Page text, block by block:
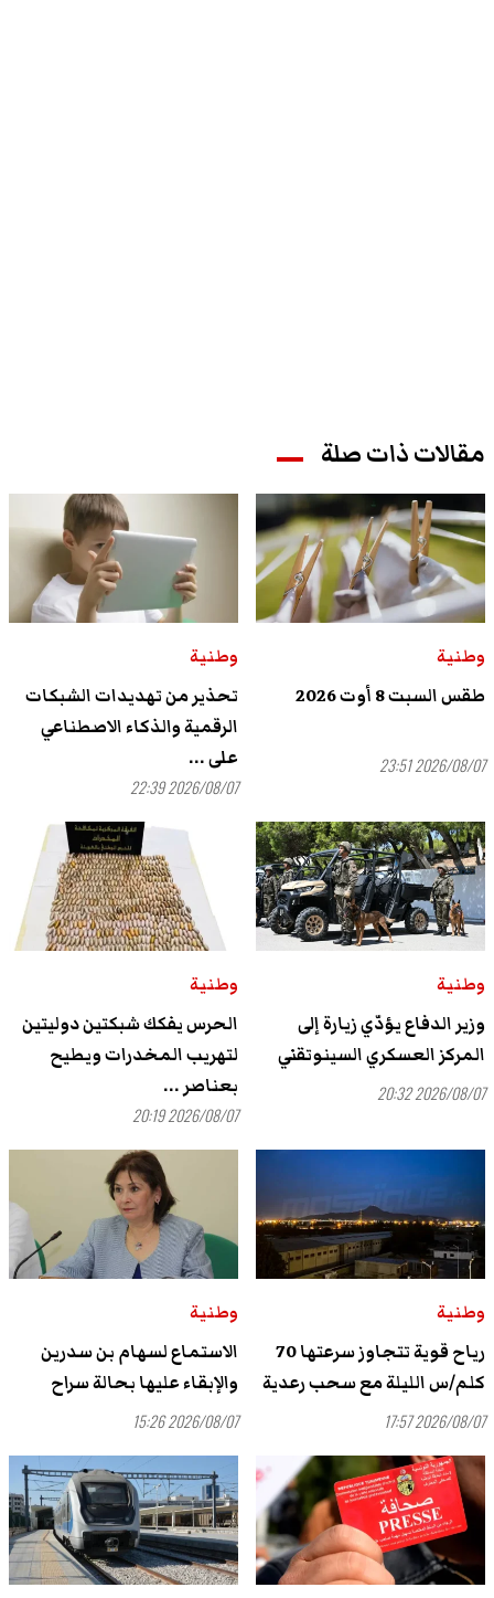
مقالات ذات صلة
وطنية
طقس السبت 8 أوت 2026
2026/08/07 23:51
وطنية
تحذير من تهديدات الشبكات
الرقمية والذكاء الاصطناعي
على ...
2026/08/07 22:39
وطنية
وزير الدفاع يؤدّي زيارة إلى
المركز العسكري السينوتقني
2026/08/07 20:32
وطنية
الحرس يفكك شبكتين دوليتين
لتهريب المخدرات ويطيح
بعناصر ...
2026/08/07 20:19
وطنية
رياح قوية تتجاوز سرعتها 70
كلم/س الليلة مع سحب رعدية
2026/08/07 17:57
وطنية
الاستماع لسهام بن سدرين
والإبقاء عليها بحالة سراح
2026/08/07 15:26